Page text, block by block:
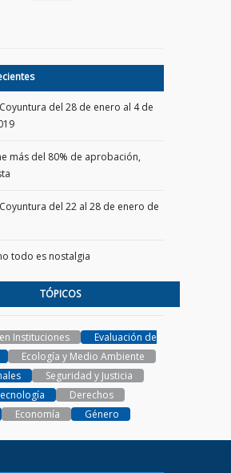
del 28 de enero al 4 de
más del 80% de aprobación,
del 22 al 28 de enero de
todo es nostalgia
TÓPICOS
Instituciones
Evaluación de
Ecología y Medio Ambiente
Seguridad y Justicia
Derechos
Economía Género